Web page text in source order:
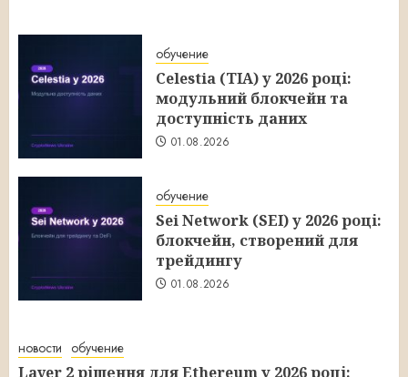
обучение
Celestia (TIA) у 2026 році:
модульний блокчейн та
доступність даних
01.08.2026
обучение
Sei Network (SEI) у 2026 році:
блокчейн, створений для
трейдингу
01.08.2026
новости обучение
Layer 2 рішення для Ethereum у 2026 році: